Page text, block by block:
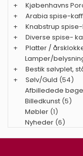
+
Kjøbenhavns
+
Arabia spise-
+
Knabstrup
+
Diverse spise-
+
Platter /
Lamper/
+
Bestik sølvplet,
+
Sølv/Guld (54)
Afbilledede
Billedkunst (5)
Møbler (1)
Nyheder (6)